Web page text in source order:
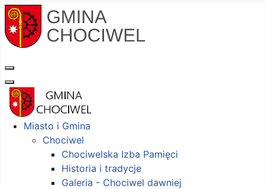
Miasto i Gmina
Chociwel
Chociwelska Izba Pamięci
Historia i tradycje
Galeria - Chociwel dawniej